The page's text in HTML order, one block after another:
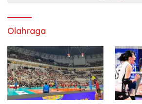
Olahraga